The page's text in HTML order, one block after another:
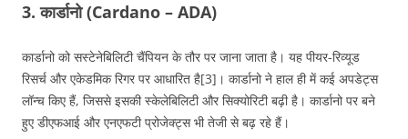
3. कार्डानो (Cardano – ADA)
कार्डानो को सस्टेनेबिलिटी चैंपियन के तौर पर जाना जाता है। यह पीयर-रिव्यूड
रिसर्च और एकेडमिक रिगर पर आधारित है[3]। कार्डानो ने हाल ही में कई अपडेट्स
लॉन्च किए हैं, जिससे इसकी स्केलेबिलिटी और सिक्योरिटी बढ़ी है। कार्डानो पर बने
हुए डीएफआई और एनएफटी प्रोजेक्ट्स भी तेजी से बढ़ रहे हैं।